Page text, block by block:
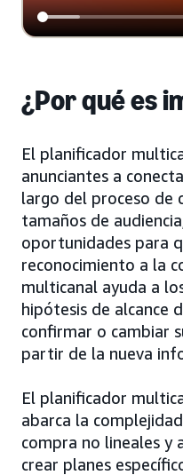
¿Por qué es
El planificador
anunciantes a
largo del proceso de
tamaños de
oportunidades para
reconocimiento a la
multicanal ayuda a
hipótesis de alcance
confirmar o cambiar
partir de la nueva
El planificador
abarca la
compra no lineales y
crear planes